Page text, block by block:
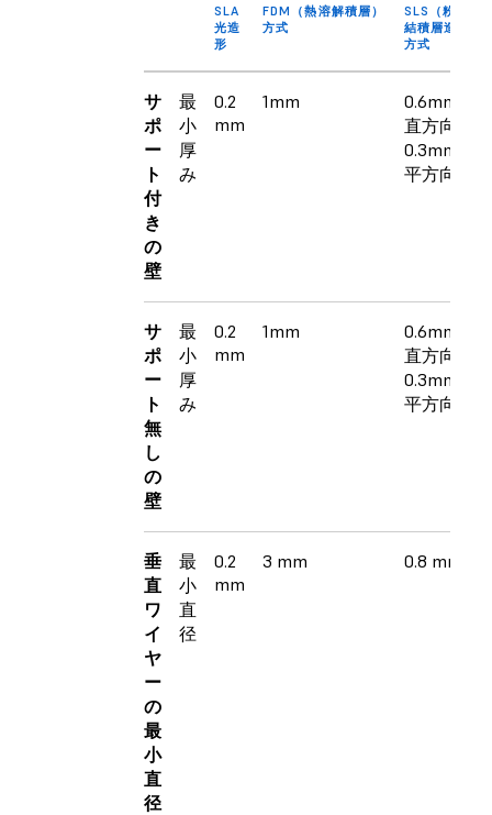
SLA
光造
形
FDM（熱溶解積層）
方式
SLS（粉末焼
結積層造形）
方式
サ
ポ
ー
ト
付
き
の
壁
最
小
厚
み
0.2
mm
1mm
0.6mm（垂
直方向）、
0.3mm（水
平方向）
サ
ポ
ー
ト
無
し
の
壁
最
小
厚
み
0.2
mm
1mm
0.6mm（垂
直方向）、
0.3mm（水
平方向）
垂
直
ワ
イ
ヤ
ー
の
最
小
直
径
最
小
直
径
0.2
mm
3 mm 0.8 mm